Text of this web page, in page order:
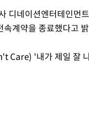
디네이션엔터테인먼
계약을 종료했다고
Care) '내가 제일 잘